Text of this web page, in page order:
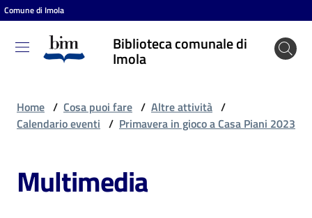
Vai al contenuto
Vai alla navigazione
Vai al footer
Comune di Imola
Biblioteca comunale di
Imola
Biblioteca
comunale
Home / Cosa puoi fare / Altre attività /
Calendario eventi / Primavera in gioco a Casa Piani 2023
Multimedia